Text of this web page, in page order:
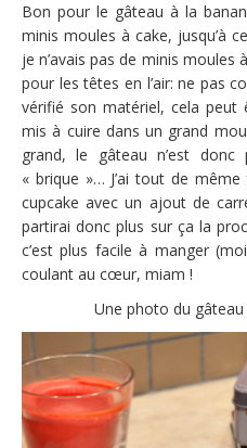
Bon pour le gâteau à la
minis moules à cake, jusqu’à
je n’avais pas de minis
pour les têtes en l’air: ne pas
vérifié son matériel, cela peut
mis à cuire dans un grand
grand, le gâteau n’est
« brique »… J’ai tout de
cupcake avec un ajout de
partirai donc plus sur ça la
c’est plus facile à manger
coulant au cœur, miam !
Une photo du